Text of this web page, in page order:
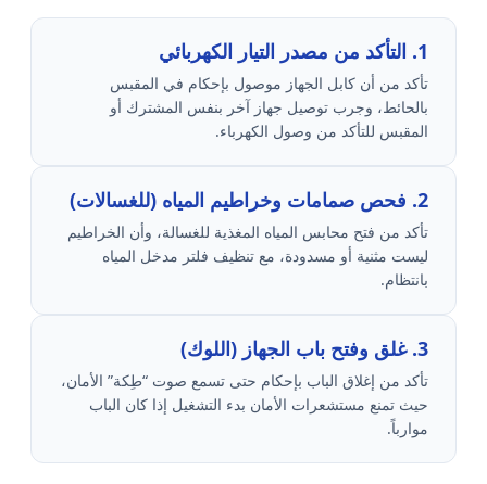
1. التأكد من مصدر التيار الكهربائي
تأكد من أن كابل الجهاز موصول بإحكام في المقبس
بالحائط، وجرب توصيل جهاز آخر بنفس المشترك أو
المقبس للتأكد من وصول الكهرباء.
2. فحص صمامات وخراطيم المياه (للغسالات)
تأكد من فتح محابس المياه المغذية للغسالة، وأن الخراطيم
ليست مثنية أو مسدودة، مع تنظيف فلتر مدخل المياه
بانتظام.
3. غلق وفتح باب الجهاز (اللوك)
تأكد من إغلاق الباب بإحكام حتى تسمع صوت “طِكة” الأمان،
حيث تمنع مستشعرات الأمان بدء التشغيل إذا كان الباب
موارباً.